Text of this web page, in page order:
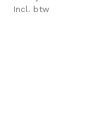
Incl. btw